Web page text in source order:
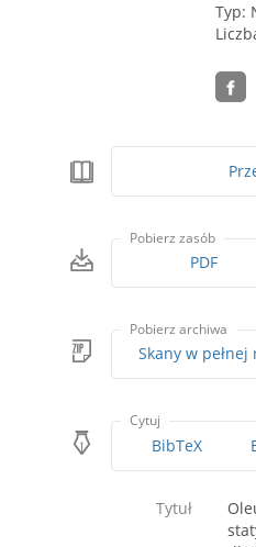
Typ:
Pobierz zasób
PDF
Pobierz archiwa
Cytuj
BibTeX
Tytuł